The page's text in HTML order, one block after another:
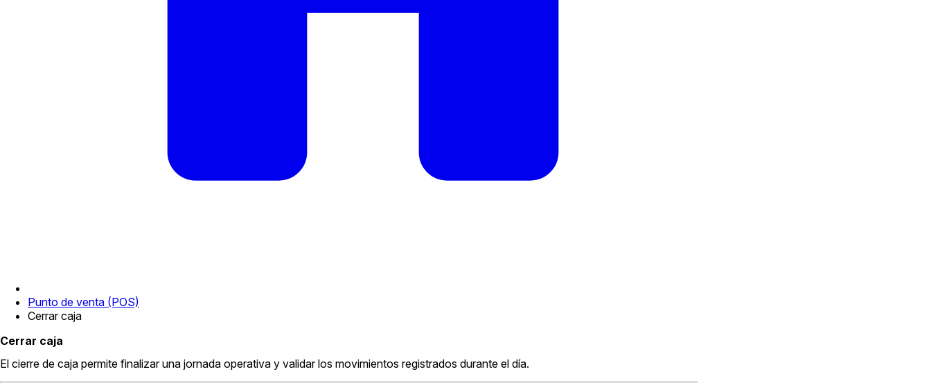
Punto de venta (POS)
Cerrar caja
Cerrar caja
El cierre de caja permite finalizar una jornada operativa y validar los movimientos registrados durante el día.